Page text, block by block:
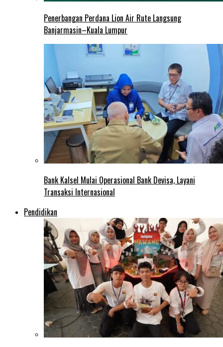
Penerbangan Perdana Lion Air Rute Langsung
Banjarmasin–Kuala Lumpur
Bank Kalsel Mulai Operasional Bank Devisa, Layani
Transaksi Internasional
Pendidikan